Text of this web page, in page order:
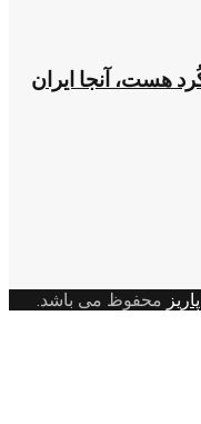
هست، آنجا ایران
محفوظ می باشد.